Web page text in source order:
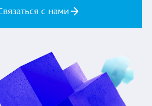
с нами